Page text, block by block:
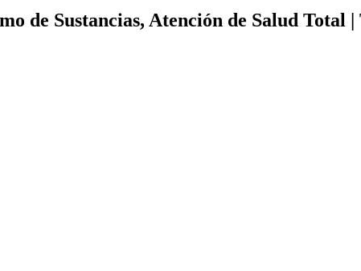
de Sustancias, Atención de Salud Total